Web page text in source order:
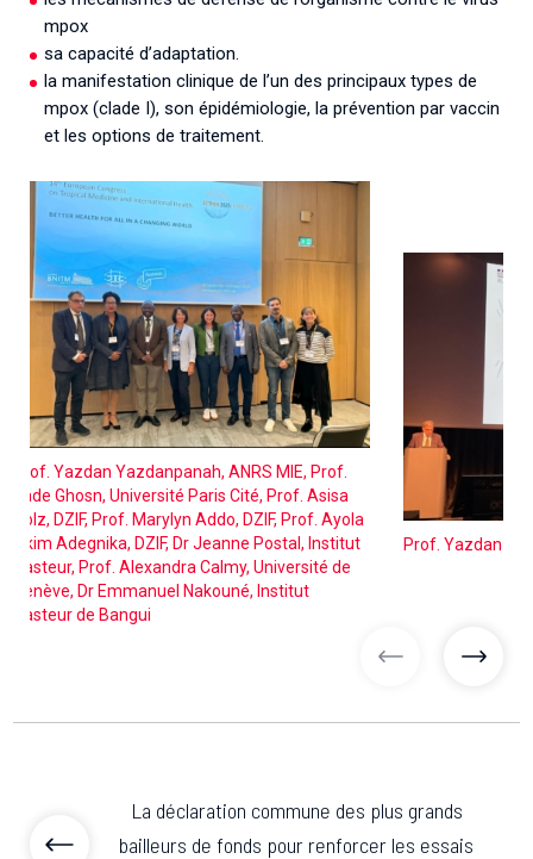
mpox
sa capacité d’adaptation.
la manifestation clinique de l’un des principaux types de
mpox (clade I), son épidémiologie, la prévention par vaccin
et les options de traitement.
Prof. Yazdan Yazdanpanah, ANRS MIE, Prof.
Jade Ghosn, Université Paris Cité, Prof. Asisa
Volz, DZIF, Prof. Marylyn Addo, DZIF, Prof. Ayola
Akim Adegnika, DZIF, Dr Jeanne Postal, Institut
Pasteur, Prof. Alexandra Calmy, Université de
Genève, Dr Emmanuel Nakouné, Institut
Pasteur de Bangui
Prof. Yazdan
La déclaration commune des plus grands
bailleurs de fonds pour renforcer les essais